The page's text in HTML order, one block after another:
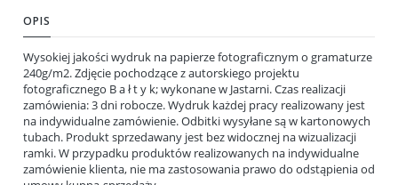
OPIS
Wysokiej jakości wydruk na papierze fotograficznym o gramaturze
240g/m2. Zdjęcie pochodzące z autorskiego projektu
fotograficznego B a ł t y k; wykonane w Jastarni. Czas realizacji
zamówienia: 3 dni robocze. Wydruk każdej pracy realizowany jest
na indywidualne zamówienie. Odbitki wysyłane są w kartonowych
tubach. Produkt sprzedawany jest bez widocznej na wizualizacji
ramki. W przypadku produktów realizowanych na indywidualne
zamówienie klienta, nie ma zastosowania prawo do odstąpienia od